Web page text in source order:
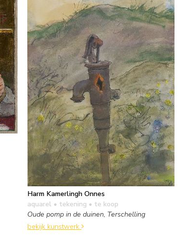
Harm Kamerlingh Onnes
aquarel • tekening • te koop
Oude pomp in de duinen, Terschelling
bekijk kunstwerk